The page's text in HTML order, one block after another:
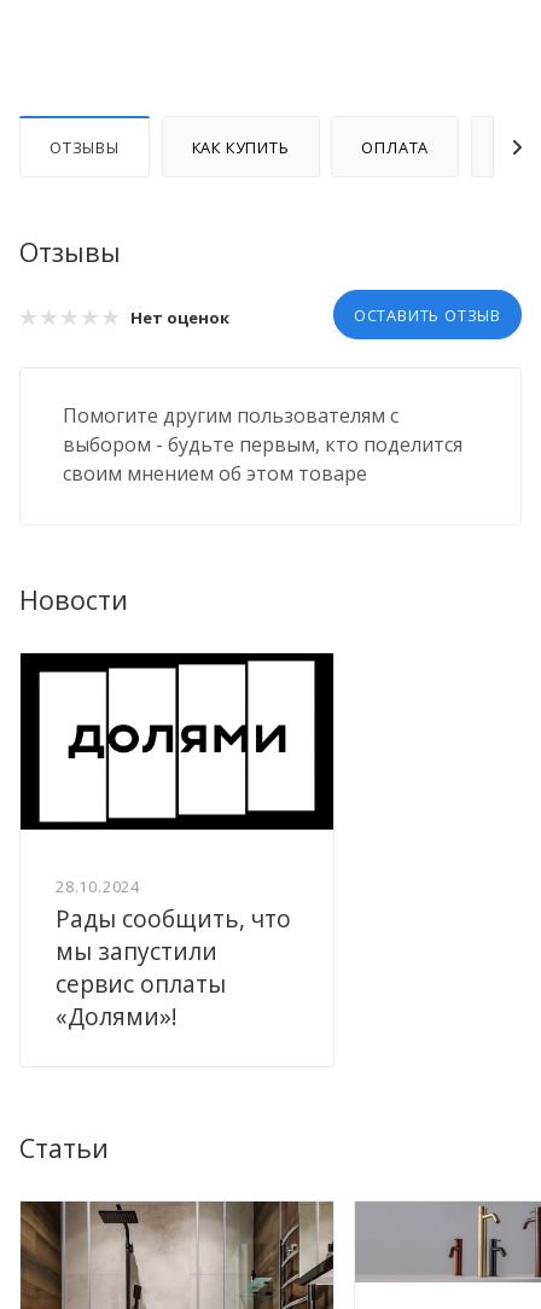
ОТЗЫВЫ КАК КУПИТЬ ОПЛАТА
Отзывы
Нет оценок ОСТАВИТЬ ОТЗЫВ
Помогите другим пользователям с
выбором - будьте первым, кто поделится
своим мнением об этом товаре
Новости
28.10.2024
Рады сообщить, что
мы запустили
сервис оплаты
«Долями»!
Статьи